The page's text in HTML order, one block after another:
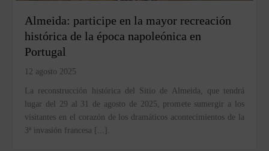
Almeida: participe en la mayor recreación
histórica de la época napoleónica en
Portugal
12 agosto 2025
La reconstrucción histórica del Sitio de Almeida, que tendrá
lugar del 29 al 31 de agosto de 2025, promete sumergir a los
visitantes en el corazón de los dramáticos acontecimientos de la
3ª invasión francesa [...].